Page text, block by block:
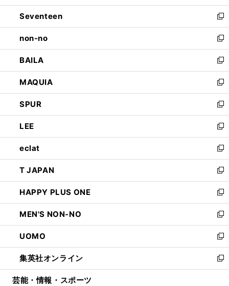
開
く
ウ
で
開
く
ン
ド
ウ
で
開
く
Seventeen
新
し
い
ウ
ィ
ン
ド
ウ
で
開
く
non-no
新
し
い
ウ
ィ
ン
ド
ウ
で
開
く
BAILA
新
し
い
ウ
ィ
ン
ド
ウ
で
開
く
MAQUIA
新
し
い
ウ
ィ
ン
ド
ウ
で
開
く
SPUR
新
し
い
ウ
ィ
ン
ド
ウ
で
開
く
LEE
新
し
い
ウ
ィ
ン
ド
ウ
で
開
く
eclat
新
し
い
ウ
ィ
ン
ド
ウ
で
開
く
T JAPAN
新
し
い
ウ
ィ
ン
ド
ウ
で
開
HAPPY PLUS ONE
新
し
い
ウ
ィ
ン
ド
ウ
MEN'S NON-NO
新
し
い
ウ
ィ
ン
UOMO
新
し
い
ウ
集英社オンライン
新
し
芸能・情報・スポーツ